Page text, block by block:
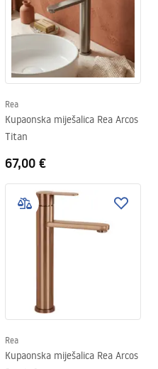
Rea
Kupaonska miješalica Rea Arcos
Titan
67,00 €
Rea
Kupaonska miješalica Rea Arcos